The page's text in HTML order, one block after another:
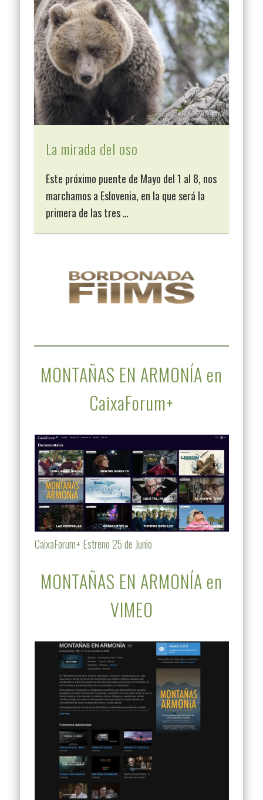
La mirada del oso
Este próximo puente de Mayo del 1 al 8, nos
marchamos a Eslovenia, en la que será la
primera de las tres …
MONTAÑAS EN ARMONÍA en
CaixaForum+
CaixaForum+ Estreno 25 de Junio
MONTAÑAS EN ARMONÍA en
VIMEO